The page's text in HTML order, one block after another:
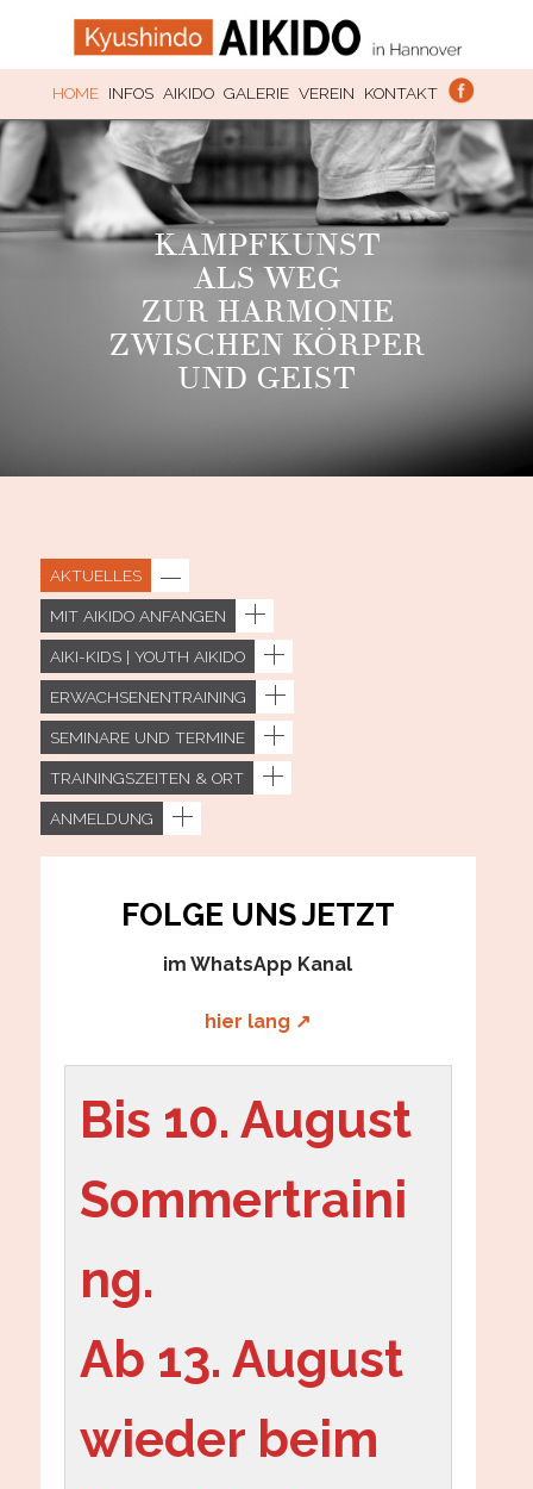
SKIP TO CONTENT
HOME INFOS AIKIDO GALERIE VEREIN KONTAKT
KAMPFKUNST
ALS WEG
ZUR HARMONIE
ZWISCHEN KÖRPER
UND GEIST
AKTUELLES
MIT AIKIDO ANFANGEN
AIKI-KIDS | YOUTH AIKIDO
ERWACHSENENTRAINING
SEMINARE UND TERMINE
TRAININGSZEITEN & ORT
ANMELDUNG
FOLGE UNS JETZT
im WhatsApp Kanal
hier lang ↗
Bis 10. August
Sommertraini
ng.
Ab 13. August
wieder beim